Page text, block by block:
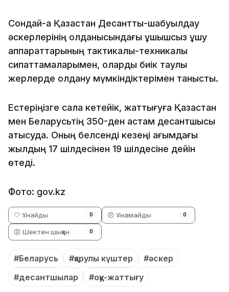
Сондай-ақ Қазақстан Десанттық-шабуылдау
әскерлерінің қолданысындағы ұшқышсыз ұшу
аппараттарының тактикалық-техникалық
сипаттамаларымен, оларды биік таулы
жерлерде қолдану мүмкіндіктерімен танысты.
Естеріңізге сала кетейік, жаттығуға Қазақстан
мен Беларусьтің 350-ден астам десантшысы
қатысуда. Оның белсенді кезеңі ағымдағы
жылдың 17 шілдесінен 19 шілдесіне дейін
өтеді.
Фото: gov.kz
🤍 Ұнайды 0 😞 Ұнамайды 0
😡 Шектен шыққан 0
#Беларусь #қарулы күштер
#әскер
#десантшылар
#оқу-жаттығу